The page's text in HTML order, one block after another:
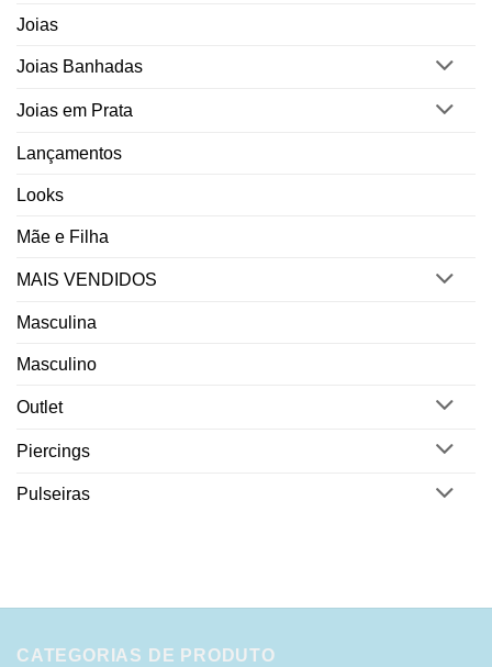
Joias
Joias Banhadas
Joias em Prata
Lançamentos
Looks
Mãe e Filha
MAIS VENDIDOS
Masculina
Masculino
Outlet
Piercings
Pulseiras
CATEGORIAS DE PRODUTO